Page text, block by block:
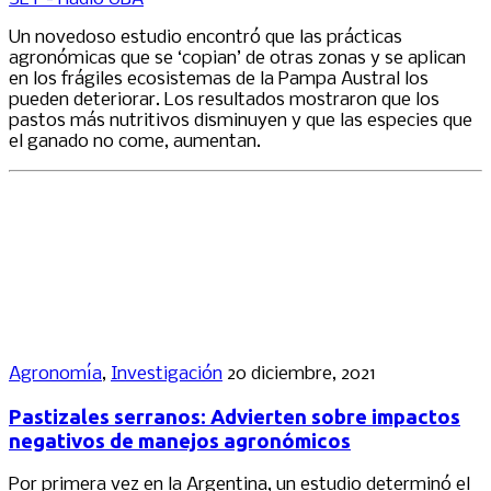
Un novedoso estudio encontró que las prácticas
agronómicas que se ‘copian’ de otras zonas y se aplican
en los frágiles ecosistemas de la Pampa Austral los
pueden deteriorar. Los resultados mostraron que los
pastos más nutritivos disminuyen y que las especies que
el ganado no come, aumentan.
Agronomía, Investigación 20 diciembre, 2021
Pastizales serranos: Advierten sobre impactos
negativos de manejos agronómicos
Por primera vez en la Argentina, un estudio determinó el